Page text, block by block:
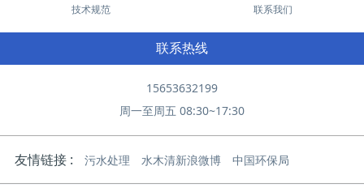
技术规范
联系我们
联系热线
15653632199
周一至周五 08:30~17:30
友情链接 : 污水处理 水木清新浪微博 中国环保局